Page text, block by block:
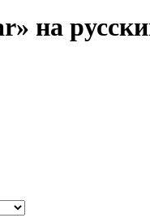
на